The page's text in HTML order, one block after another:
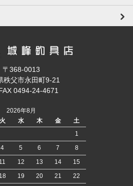
〒368-0013
秩父市永田町9-21
0494-24-4671
2026年8月
火 水 木 金
土
1
4 5 6 7
8
11 12 13 14
15
18 19 20 21
22